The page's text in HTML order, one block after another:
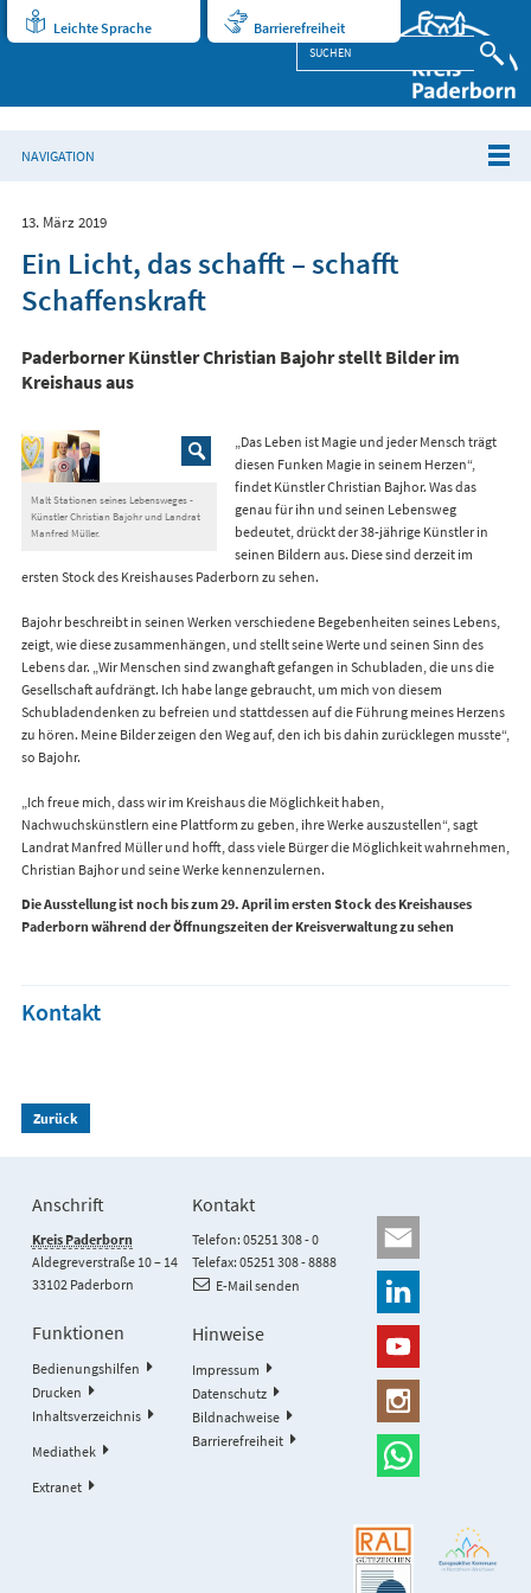
Leichte Sprache Barrierefreiheit
NAVIGATION
13. März 2019
Ein Licht, das schafft – schafft
Schaffenskraft
Paderborner Künstler Christian Bajohr stellt Bilder im
Kreishaus aus
Malt Stationen seines Lebensweges -
Künstler Christian Bajohr und Landrat
Manfred Müller.
„Das Leben ist Magie und jeder Mensch trägt
diesen Funken Magie in seinem Herzen“,
findet Künstler Christian Bajhor. Was das
genau für ihn und seinen Lebensweg
bedeutet, drückt der 38-jährige Künstler in
seinen Bildern aus. Diese sind derzeit im
ersten Stock des Kreishauses Paderborn zu sehen.
Bajohr beschreibt in seinen Werken verschiedene Begebenheiten seines Lebens,
zeigt, wie diese zusammenhängen, und stellt seine Werte und seinen Sinn des
Lebens dar. „Wir Menschen sind zwanghaft gefangen in Schubladen, die uns die
Gesellschaft aufdrängt. Ich habe lange gebraucht, um mich von diesem
Schubladendenken zu befreien und stattdessen auf die Führung meines Herzens
zu hören. Meine Bilder zeigen den Weg auf, den ich bis dahin zurücklegen musste“,
so Bajohr.
„Ich freue mich, dass wir im Kreishaus die Möglichkeit haben,
Nachwuchskünstlern eine Plattform zu geben, ihre Werke auszustellen“, sagt
Landrat Manfred Müller und hofft, dass viele Bürger die Möglichkeit wahrnehmen,
Christian Bajhor und seine Werke kennenzulernen.
Die Ausstellung ist noch bis zum 29. April im ersten Stock des Kreishauses
Paderborn während der Öffnungszeiten der Kreisverwaltung zu sehen
Kontakt
Zurück
Anschrift
Kreis Paderborn
Aldegreverstraße 10 – 14
33102 Paderborn
Kontakt
Telefon: 05251 308 - 0
Telefax: 05251 308 - 8888
E-Mail senden
Funktionen
Bedienungshilfen
Drucken
Inhaltsverzeichnis
Mediathek
Extranet
Hinweise
Impressum
Datenschutz
Bildnachweise
Barrierefreiheit